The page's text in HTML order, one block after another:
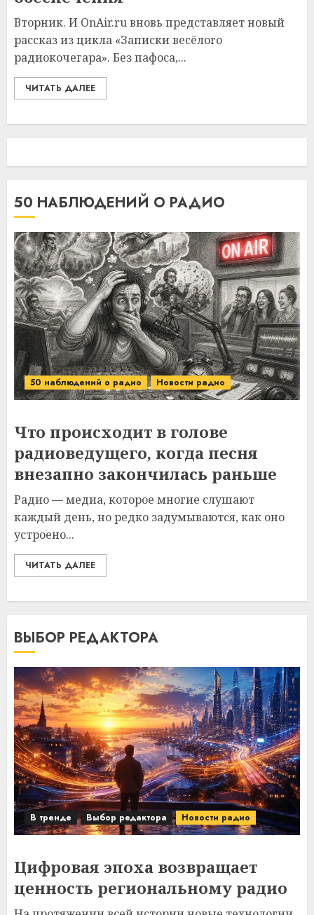
Вторник. И OnAir.ru вновь представляет новый
рассказ из цикла «Записки весёлого
радиокочегара». Без пафоса,...
ЧИТАТЬ ДАЛЕЕ
50 НАБЛЮДЕНИЙ О РАДИО
50 наблюдений о радио Новости радио
Что происходит в голове
радиоведущего, когда песня
внезапно закончилась раньше
Радио — медиа, которое многие слушают
каждый день, но редко задумываются, как оно
устроено...
ЧИТАТЬ ДАЛЕЕ
ВЫБОР РЕДАКТОРА
В тренде Выбор редактора Новости радио
Цифровая эпоха возвращает
ценность региональному радио